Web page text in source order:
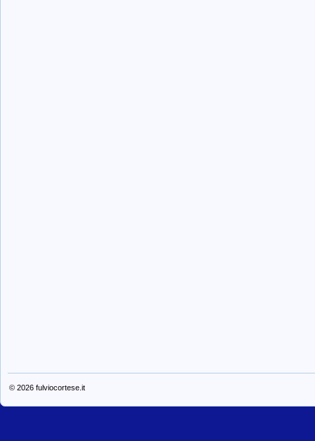
© 2026 fulviocortese.it